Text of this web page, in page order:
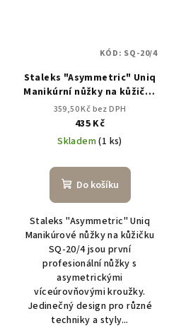
Staleks "Asymmetric" Uniq
Manikúrní nůžky na kůžičky
SQ-20/4
359,50 Kč bez DPH
435 Kč
Skladem(1 ks)
Do košíku
Staleks "Asymmetric" Uniq
Manikúrové nůžky na kůžičku
SQ-20/4 jsou první
profesionální nůžky s
asymetrickými
víceúrovňovými kroužky.
Jedinečný design pro různé
techniky a styly...
KÓD: SQ-20/4